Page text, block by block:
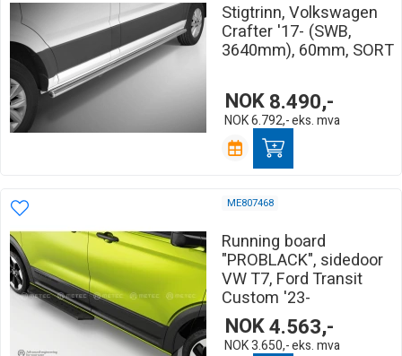
Stigtrinn, Volkswagen
Crafter '17- (SWB,
3640mm), 60mm, SORT
NOK8.490,-
NOK6.792,-eks. mva
ME807468
Running board
"PROBLACK", sidedoor
VW T7, Ford Transit
Custom '23-
NOK4.563,-
NOK3.650,-eks. mva